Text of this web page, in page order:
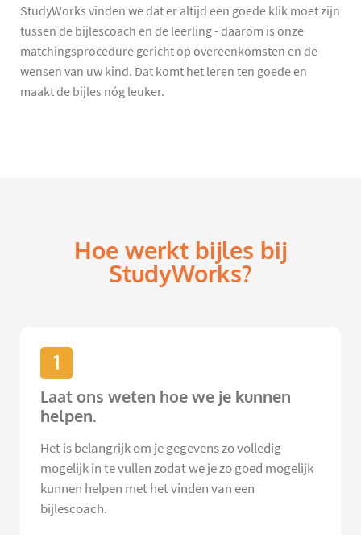
StudyWorks vinden we dat er altijd een goede klik moet zijn
tussen de bijlescoach en de leerling - daarom is onze
matchingsprocedure gericht op overeenkomsten en de
wensen van uw kind. Dat komt het leren ten goede en
maakt de bijles nóg leuker.
Hoe werkt bijles bij
StudyWorks?
1
Laat ons weten hoe we je kunnen
helpen.
Het is belangrijk om je gegevens zo volledig
mogelijk in te vullen zodat we je zo goed mogelijk
kunnen helpen met het vinden van een
bijlescoach.